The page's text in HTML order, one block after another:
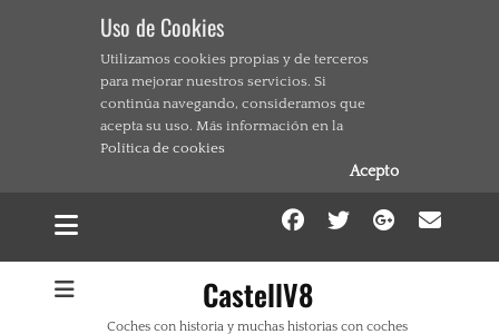
Uso de Cookies
Utilizamos cookies propias y de terceros
para mejorar nuestros servicios. Si
continúa navegando, consideramos que
acepta su uso. Más información en la
Política de cookies
Acepto
Facebook
Twitter
CastellV8
Coches con historia y muchas historias con coches